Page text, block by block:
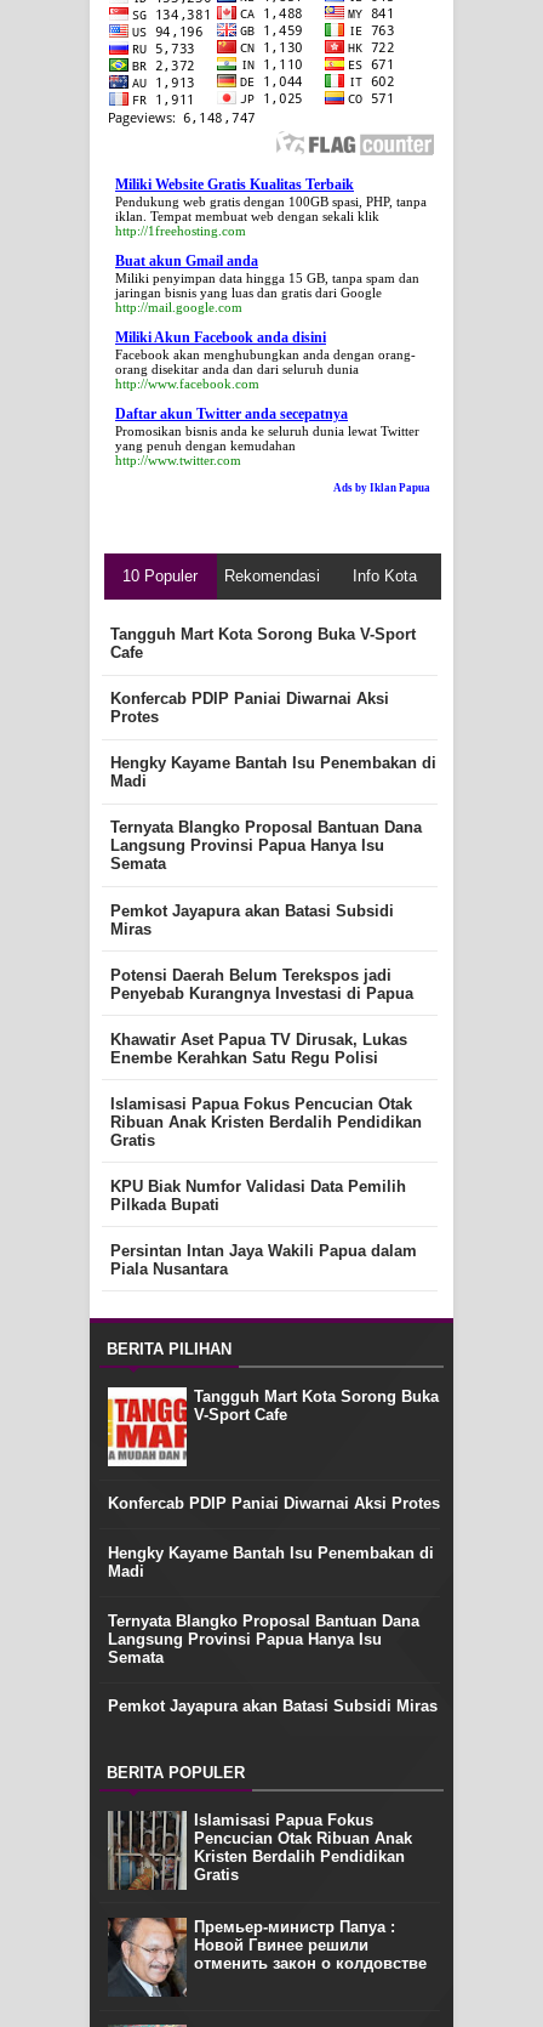
Miliki Website Gratis Kualitas Terbaik
Pendukung web gratis dengan 100GB spasi, PHP, tanpa
iklan. Tempat membuat web dengan sekali klik
http://1freehosting.com
Buat akun Gmail anda
Miliki penyimpan data hingga 15 GB, tanpa spam dan
jaringan bisnis yang luas dan gratis dari Google
http://mail.google.com
Miliki Akun Facebook anda disini
Facebook akan menghubungkan anda dengan orang-
orang disekitar anda dan dari seluruh dunia
http://www.facebook.com
Daftar akun Twitter anda secepatnya
Promosikan bisnis anda ke seluruh dunia lewat Twitter
yang penuh dengan kemudahan
http://www.twitter.com
Ads by Iklan Papua
10 Populer Rekomendasi Info Kota
Tangguh Mart Kota Sorong Buka V-Sport
Cafe
Konfercab PDIP Paniai Diwarnai Aksi
Protes
Hengky Kayame Bantah Isu Penembakan di
Madi
Ternyata Blangko Proposal Bantuan Dana
Langsung Provinsi Papua Hanya Isu
Semata
Pemkot Jayapura akan Batasi Subsidi
Miras
Potensi Daerah Belum Terekspos jadi
Penyebab Kurangnya Investasi di Papua
Khawatir Aset Papua TV Dirusak, Lukas
Enembe Kerahkan Satu Regu Polisi
Islamisasi Papua Fokus Pencucian Otak
Ribuan Anak Kristen Berdalih Pendidikan
Gratis
KPU Biak Numfor Validasi Data Pemilih
Pilkada Bupati
Persintan Intan Jaya Wakili Papua dalam
Piala Nusantara
BERITA PILIHAN
Tangguh Mart Kota Sorong Buka
V-Sport Cafe
Konfercab PDIP Paniai Diwarnai Aksi Protes
Hengky Kayame Bantah Isu Penembakan di
Madi
Ternyata Blangko Proposal Bantuan Dana
Langsung Provinsi Papua Hanya Isu
Semata
Pemkot Jayapura akan Batasi Subsidi Miras
BERITA POPULER
Islamisasi Papua Fokus
Pencucian Otak Ribuan Anak
Kristen Berdalih Pendidikan
Gratis
Премьер-министр Папуа :
Новой Гвинее решили
отменить закон о колдовстве